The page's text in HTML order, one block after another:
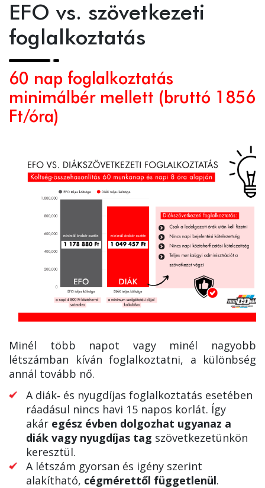
EFO vs. szövetkezeti
foglalkoztatás
60 nap foglalkoztatás
minimálbér mellett (bruttó 1856
Ft/óra)
Minél több napot vagy minél nagyobb
létszámban kíván foglalkoztatni, a különbség
annál tovább nő.
A diák‑ és nyugdíjas foglalkoztatás esetében
ráadásul nincs havi 15 napos korlát. Így
akár egész évben dolgozhat ugyanaz a
diák vagy nyugdíjas tag szövetkezetünkön
keresztül.
A létszám gyorsan és igény szerint
alakítható, cégmérettől függetlenül.